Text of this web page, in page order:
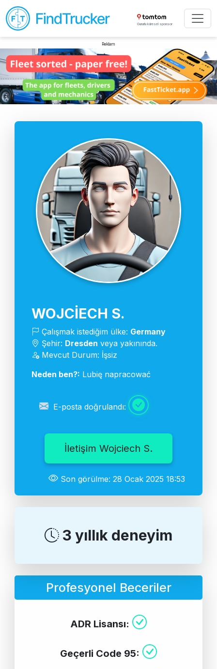
Gururlu küresel sponsor
Reklam
WOJCIECH S.
Çalışmak istediğim ülke: Germany
Şehir: Dresden veya yakınında.
Mevcut Durum: İşsiz
Neden ben?: Lubię napracować
E-posta doğrulandı:
İletişim Wojciech S.
Son görülme: 28 Ocak 2025 18:53
3 yıllık deneyim
Profesyonel Beceriler
ADR Lisansı:
Geçerli Code 95: